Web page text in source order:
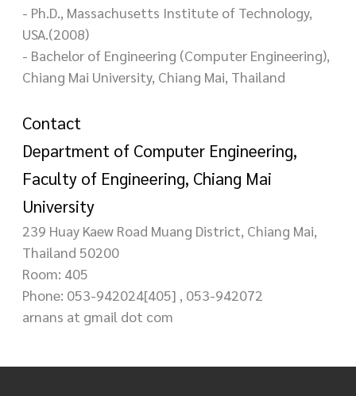
- Ph.D., Massachusetts Institute of Technology,
USA.(2008)
- Bachelor of Engineering (Computer Engineering),
Chiang Mai University, Chiang Mai, Thailand
Contact
Department of Computer Engineering,
Faculty of Engineering, Chiang Mai
University
239 Huay Kaew Road Muang District, Chiang Mai,
Thailand 50200
Room: 405
Phone: 053-942024[405] , 053-942072
arnans at gmail dot com